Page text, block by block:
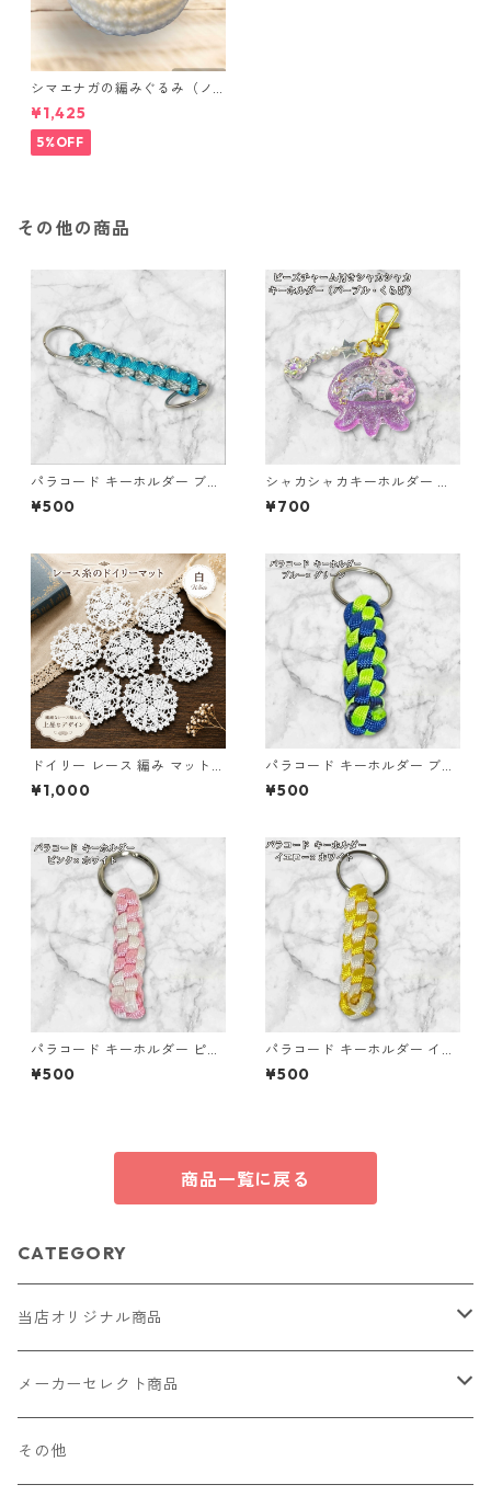
シマエナガの編みぐるみ（ノ
ーマル）
¥1,425
5%OFF
その他の商品
パラコード キーホルダー ブル
ー グレー ホワイト 編み込み s
36 アウトドア
¥500
シャカシャカキーホルダー く
らげ レジン キーホルダー パー
プル ビーズ チャーム付き かわ
ズ レディース プレゼント 雑貨
ゆめかわ ギフト
¥700
ドイリー レース 編み マット
白 コースター s1
¥1,000
パラコード キーホルダー ブル
ー グリーン 編み込み s33
¥500
パラコード キーホルダー ピン
ク ホワイト 編み込み s27
¥500
パラコード キーホルダー イエ
ロー ホワイト 編み込み s21
¥500
商品一覧に戻る
CATEGORY
当店オリジナル商品
レザー（革）
ロングウォレット
ストラップ
メーカーセレクト商品
財布・キーケース・カードケース
その他